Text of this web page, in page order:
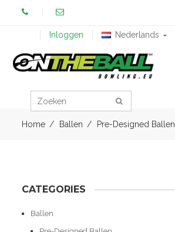
Inloggen Nederlands
Home Ballen Pre-Designed Ballen
CATEGORIES
Ballen